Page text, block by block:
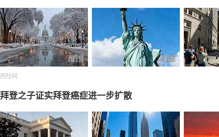
西陆网
拜登之子证实拜登癌症进一步扩散